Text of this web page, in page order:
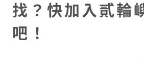
找？快加入貳輪
吧！